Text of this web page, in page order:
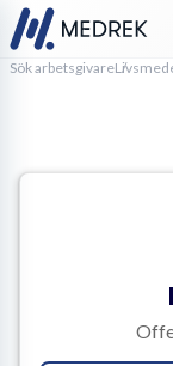
Sök arbetsgivare